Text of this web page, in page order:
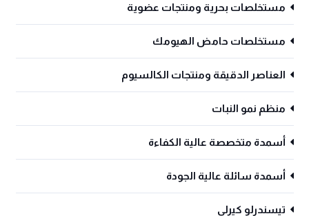
مستخلصات بحرية ومنتجات عضوية
مستخلصات حامض الهيومك
العناصر الدقيقة ومنتجات الكالسيوم
منظم نمو النبات
أسمدة متخصصة عالية الكفاءة
أﺳﻤﺪة ﺳﺎﺋﻠﺔ ﻋﺎﻟﻴﺔ اﻟﺠﻮدة
تيسندرلو كيرلي